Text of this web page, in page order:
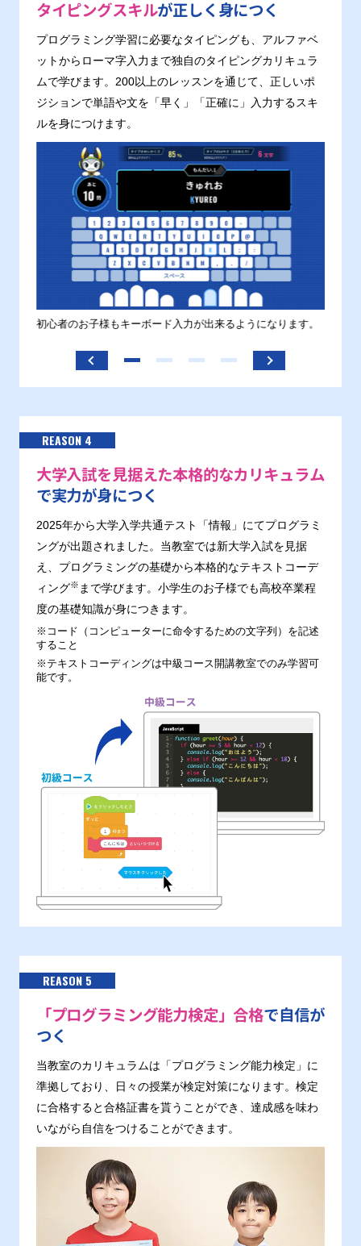
タイピングスキルが正しく身につく
プログラミング学習に必要なタイピングも、アルファベ
ットからローマ字入力まで独自のタイピングカリキュラ
ムで学びます。200以上のレッスンを通じて、正しいポ
ジションで単語や文を「早く」「正確に」入力するスキ
ルを身につけます。
初心者のお子様もキーボード入力が出来るようになります。
REASON 4
大学入試を見据えた本格的なカリキュラム
で実力が身につく
2025年から大学入学共通テスト「情報」にてプログラミ
ングが出題されました。当教室では新大学入試を見据
え、プログラミングの基礎から本格的なテキストコーデ
ィング※ まで学びます。小学生のお子様でも高校卒業程
度の基礎知識が身につきます。
※コード（コンピューターに命令するための文字列）を記述
すること
※テキストコーディングは中級コース開講教室でのみ学習可
能です。
REASON 5
「プログラミング能力検定」合格で自信が
つく
当教室のカリキュラムは「プログラミング能力検定」に
準拠しており、日々の授業が検定対策になります。検定
に合格すると合格証書を貰うことができ、達成感を味わ
いながら自信をつけることができます。